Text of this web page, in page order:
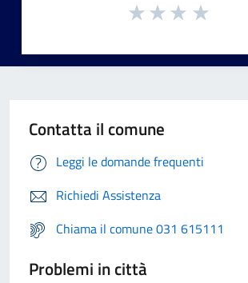
Contatta il comune
Leggi le domande frequenti
Richiedi Assistenza
Chiama il comune 031 615111
Problemi in città